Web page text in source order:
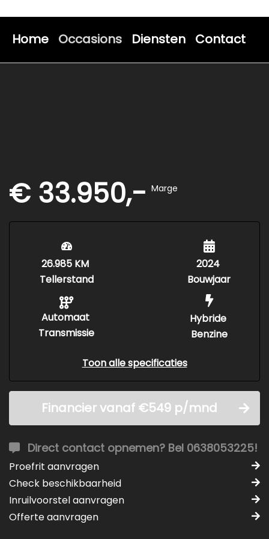
Home Occasions Diensten Contact
€ 33.950,- Marge
26.985 KM
Tellerstand
Automaat
Transmissie
2024
Bouwjaar
Hybride
Benzine
Toon alle specificaties
Financier vanaf €549 p/mnd
Direct contact opnemen? Bel 0638053225!
Proefrit aanvragen
Check beschikbaarheid
Inruilvoorstel aanvragen
Offerte aanvragen